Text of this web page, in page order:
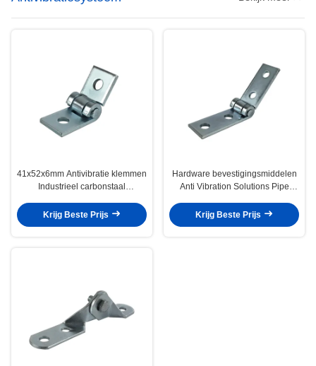
41x52x6mm Antivibratie klemmen
Industrieel carbonstaal
Krijg Beste Prijs
Hardware bevestigingsmiddelen
Anti Vibration Solutions Pipe
Krijg Beste Prijs